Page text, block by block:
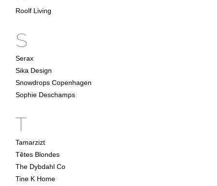
Roolf Living
S
Serax
Sika Design
Snowdrops Copenhagen
Sophie Deschamps
T
Tamarzizt
Têtes Blondes
The Dybdahl Co
Tine K Home